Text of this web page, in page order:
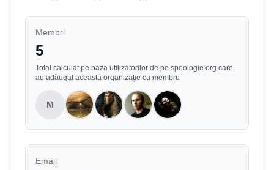
Membri
5
Total calculat pe baza utilizatorilor de pe speologie.org care
au adăugat această organizație ca membru
M
Email